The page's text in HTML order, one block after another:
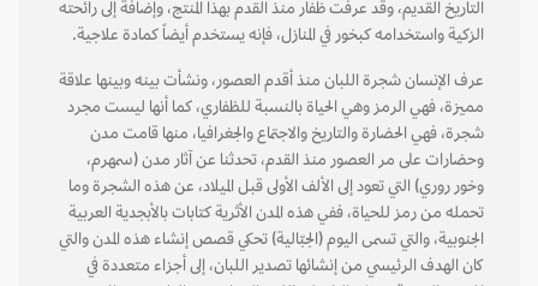
التاريخ القديم، وقد عرفت ظفار منذ القدم بهذا المنتج، وإضافة إلى رائحته
الزكية واستخدامه كبخور في المنازل، فإنه يستخدم أيضاً كمادة علاجية.
عرف الإنسان شجرة اللبان منذ أقدم العصور، ونشأت بينه وبينها علاقة
مميزة، فهي الرمز وهي الحياة بالنسبة للظفاري، كما أنها ليست مجرد
شجرة، فهي الحضارة والتاريخ والاجتماع والجغرافيا، منها قامت مدن
وحضارات على مر العصور منذ القدم، تحدثنا عن آثار مدن (سمهرم،
وخور روري) التي تعود إلى الألف الأولى قبل الميلاد، عن هذه الشجرة وما
تحمله من رمز للحياة، ففي هذه المدن الأثرية كتابات بالأبجدية العربية
الجنوبية، والتي تسمى اليوم (الجبّالية) تحكي قصص إنشاء هذه المدن والتي
كان الهدف الرئيسي من إنشائها تصدير اللبان، إلى أجزاء متعددة في